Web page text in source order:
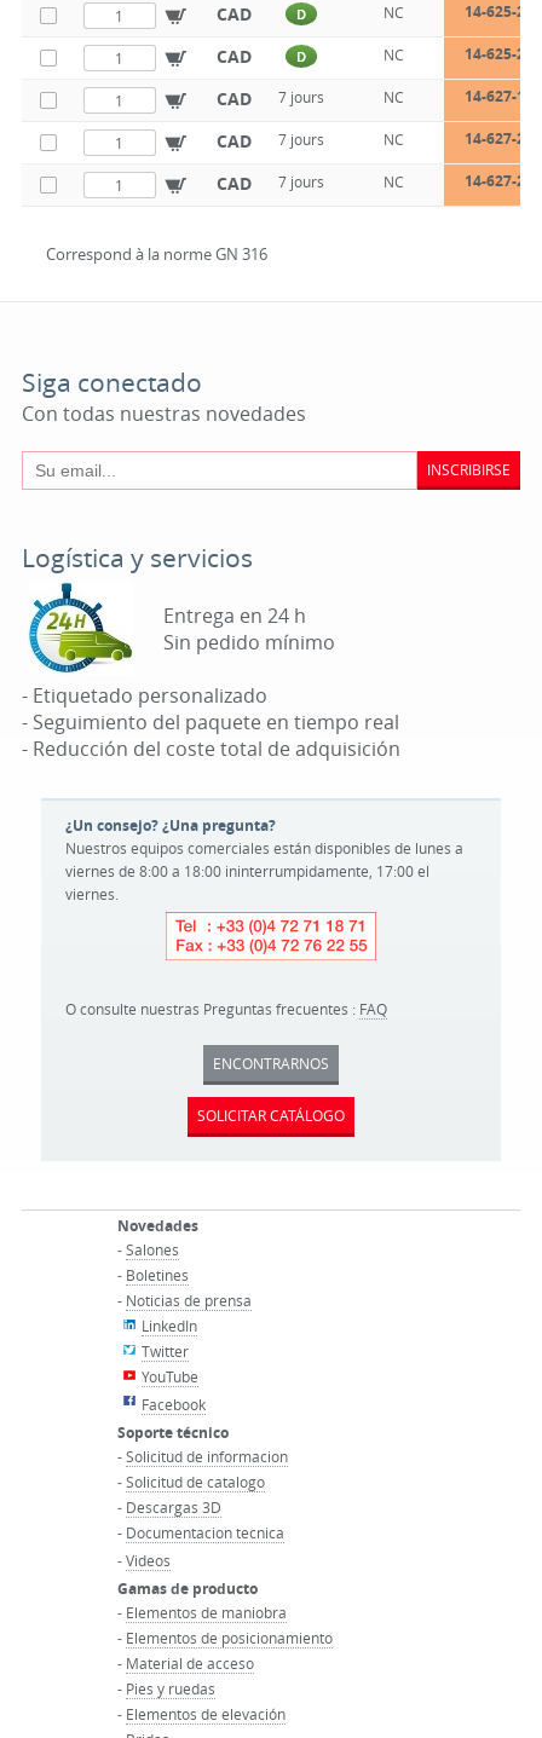
CAD D NC 14-625-22-
CAD D NC 14-625-26-
CAD 7 jours NC 14-627-17-
CAD 7 jours NC 14-627-22-
CAD 7 jours NC 14-627-26-
Correspond à la norme GN 316
Siga conectado
Con todas nuestras novedades
INSCRIBIRSE
Logística y servicios
Entrega en 24 h
Sin pedido mínimo
- Etiquetado personalizado
- Seguimiento del paquete en tiempo real
- Reducción del coste total de adquisición
¿Un consejo? ¿Una pregunta?
Nuestros equipos comerciales están disponibles de lunes a
viernes de 8:00 a 18:00 ininterrumpidamente, 17:00 el
viernes.
O consulte nuestras Preguntas frecuentes : FAQ
ENCONTRARNOS
SOLICITAR CATÁLOGO
Novedades
-Salones
- Boletines
- Noticias de prensa
LinkedIn
Twitter
YouTube
Facebook
Soporte técnico
-Solicitud de informacion
-Solicitud de catalogo
- Descargas 3D
- Documentacion tecnica
-Videos
Gamas de producto
- Elementos de maniobra
- Elementos de posicionamiento
- Material de acceso
- Pies y ruedas
- Elementos de elevación